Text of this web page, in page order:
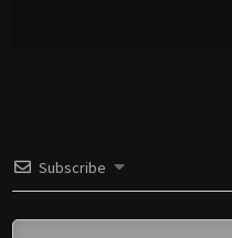
Subscribe